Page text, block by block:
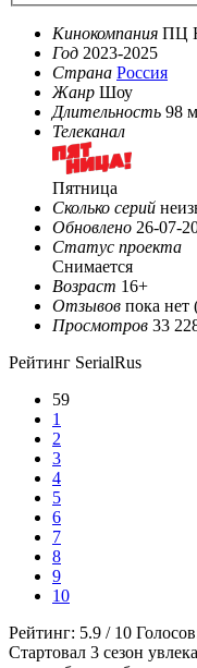
Кинокомпания ПЦ
Год 2023-2025
Страна Россия
Жанр Шоу
Длительность 98
Телеканал
Пятница
Сколько серий
Обновлено 26-07-
Статус проекта
Снимается
Возраст 16+
Отзывов пока нет
Просмотров 33
Рейтинг SerialRus
59
1
2
3
4
5
6
7
8
9
10
Рейтинг: 5.9 / 10
Стартовал 3 сезон